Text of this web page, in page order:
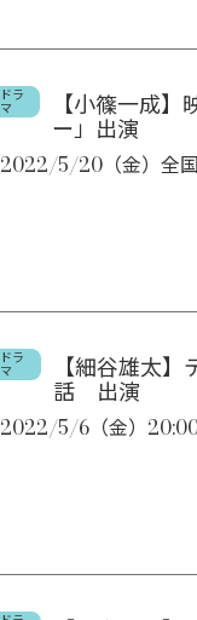
ドラ
マ 【小篠一成
ー」出演
2022/5/20（金）全
ドラ
マ 【細谷雄太
話 出演
2022/5/6（金）